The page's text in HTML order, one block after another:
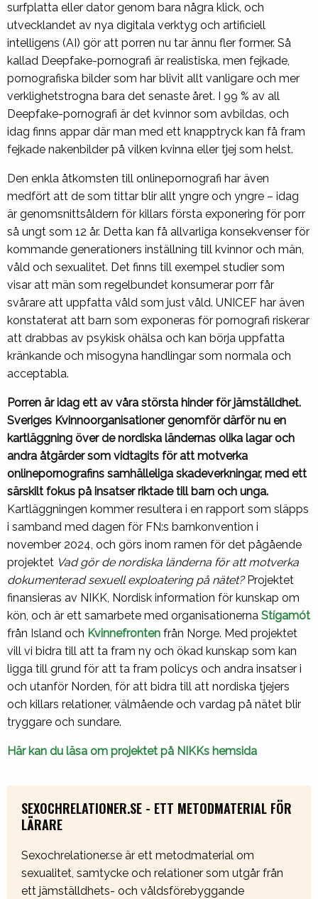
surfplatta eller dator genom bara några klick, och
utvecklandet av nya digitala verktyg och artificiell
intelligens (AI) gör att porren nu tar ännu fler former. Så
kallad Deepfake-pornografi är realistiska, men fejkade,
pornografiska bilder som har blivit allt vanligare och mer
verklighetstrogna bara det senaste året. I 99 % av all
Deepfake-pornografi är det kvinnor som avbildas, och
idag finns appar där man med ett knapptryck kan få fram
fejkade nakenbilder på vilken kvinna eller tjej som helst.
Den enkla åtkomsten till onlinepornografi har även
medfört att de som tittar blir allt yngre och yngre – idag
är genomsnittsåldern för killars första exponering för porr
så ungt som 12 år. Detta kan få allvarliga konsekvenser för
kommande generationers inställning till kvinnor och män,
våld och sexualitet. Det finns till exempel studier som
visar att män som regelbundet konsumerar porr får
svårare att uppfatta våld som just våld. UNICEF har även
konstaterat att barn som exponeras för pornografi riskerar
att drabbas av psykisk ohälsa och kan börja uppfatta
kränkande och misogyna handlingar som normala och
acceptabla.
Porren är idag ett av våra största hinder för jämställdhet.
Sveriges Kvinnoorganisationer genomför därför nu en
kartläggning över de nordiska ländernas olika lagar och
andra åtgärder som vidtagits för att motverka
onlinepornografins samhälleliga skadeverkningar, med ett
särskilt fokus på insatser riktade till barn och unga.
Kartläggningen kommer resultera i en rapport som släpps
i samband med dagen för FN:s barnkonvention i
november 2024, och görs inom ramen för det pågående
projektet Vad gör de nordiska länderna för att motverka
dokumenterad sexuell exploatering på nätet?Projektet
finansieras av NIKK, Nordisk information för kunskap om
kön, och är ett samarbete med organisationerna Stígamót
från Island och Kvinnefronten från Norge. Med projektet
vill vi bidra till att ta fram ny och ökad kunskap som kan
ligga till grund för att ta fram policys och andra insatser i
och utanför Norden, för att bidra till att nordiska tjejers
och killars relationer, välmående och vardag på nätet blir
tryggare och sundare.
Här kan du läsa om projektet på NIKKs hemsida
SEXOCHRELATIONER.SE - ETT METODMATERIAL FÖR
LÄRARE
Sexochrelationer.se är ett metodmaterial om
sexualitet, samtycke och relationer som utgår från
ett jämställdhets- och våldsförebyggande